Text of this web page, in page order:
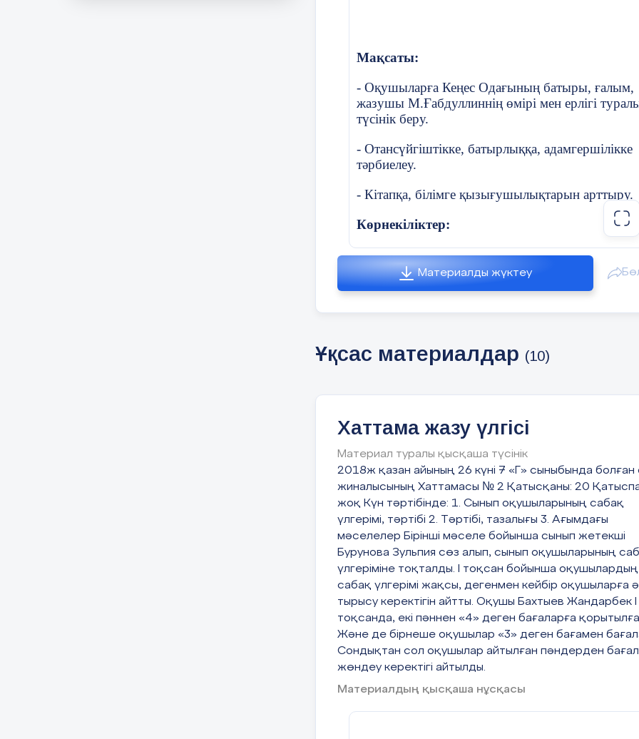
Мақсаты:
- Оқушыларға Кеңес Одағының батыры, ғалым,
жазушы М.Ғабдуллиннің өмірі мен ерлігі
түсінік беру.
- Отансүйгіштікке, батырлыққа, адамгершілікке
тәрбиелеу.
- Кітапқа, білімге қызығушылықтарын арттыру.
Көрнекіліктер:
М.Ғабдуллиннің суреті, кітаптары, бейнежазба,
мақал-мәтелдер,
бұрышы
Құрметті ұстаздар, қадірлі оқушылар!
Бүгін біз – ерлік пен елдікке, білім мен
өшпес із қалдырған дара тұлға, Кеңес Одағының
Батыры, ғалым, жазушы Мәлік Ғабдуллиннің 110
жылдығына арналған «Қазақтың Оқжетпесі»
әдеби кеште бас қосып отырмыз.
Бұл кеш – тек бір батырды еске алу емес, ұлт
рухын көтерген ерлерді тану, олардан өнеге алу.
Мәлік атамыз – жауынгер ғана емес, сөз зергері,
тәрбиеші ұстаз, халық мұрасын жинаушы, нағыз
ұлт тұлғасы.
Ендеше, кешімізді патриоттық рухпен, құрметпен
Материалды жүктеу
Ұқсас материалдар (10)
Хаттама жазу үлгісі
Материал туралы қысқаша түсінік
2018ж қазан айының 26 күні 7 «Г» сыныбында болған
жиналысының Хаттамасы № 2 Қатысқаны: 20
жоқ Күн тәртібінде: 1. Сынып оқушыларының сабақ
үлгерімі, тәртібі 2. Тәртібі, тазалығы 3. Ағымдағы
мәселелер Бірінші мәселе бойынша сынып жетекші
Бурунова Зульпия сөз алып, сынып оқушыларының
үлгеріміне тоқталды. І тоқсан бойынша оқушылардың
сабақ үлгерімі жақсы, дегенмен кейбір оқушыларға
тырысу керектігін айтты. Оқушы Бахтыев Жандарбек І
тоқсанда, екі пәннен «4» деген бағаларға
Және де бірнеше оқушылар «3» деген бағамен
Сондықтан сол оқушылар айтылған пәндерден
жөндеу керектігі айтылды.
Материалдың қысқаша нұсқасы